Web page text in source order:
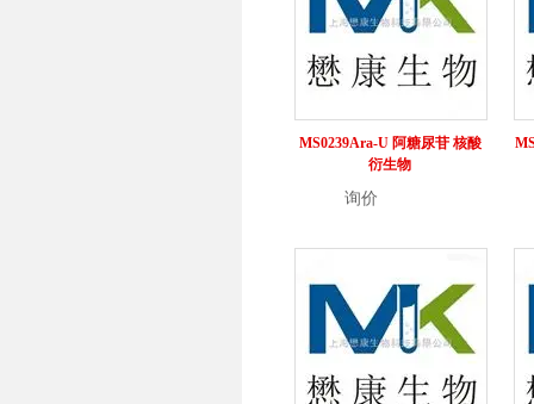
MS0239Ara-U 阿糖尿苷 核酸
衍生物
询价